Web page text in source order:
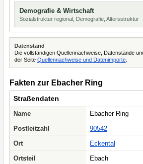
Demografie & Wirtschaft
Sozialstruktur regional, Demografie, Altersstruktur
Datenstand
Die vollständigen Quellennachweise, Datenstände
der Seite Quellennachweise und Datenimporte
Fakten zur Ebacher Ring
Straßendaten
Name
Ebacher Ring
Postleitzahl
90542
Ort
Eckental
Ortsteil
Ebach